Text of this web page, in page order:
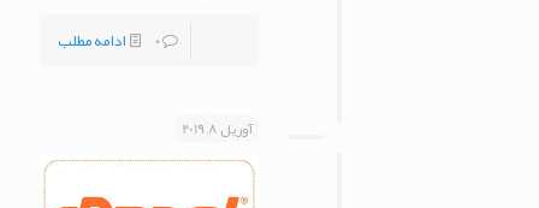
0
ادامه مطلب
آوریل 8, 2019